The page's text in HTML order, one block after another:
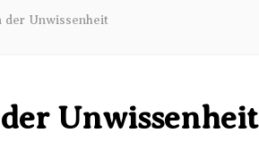
der Unwissenheit
Unwissenheit